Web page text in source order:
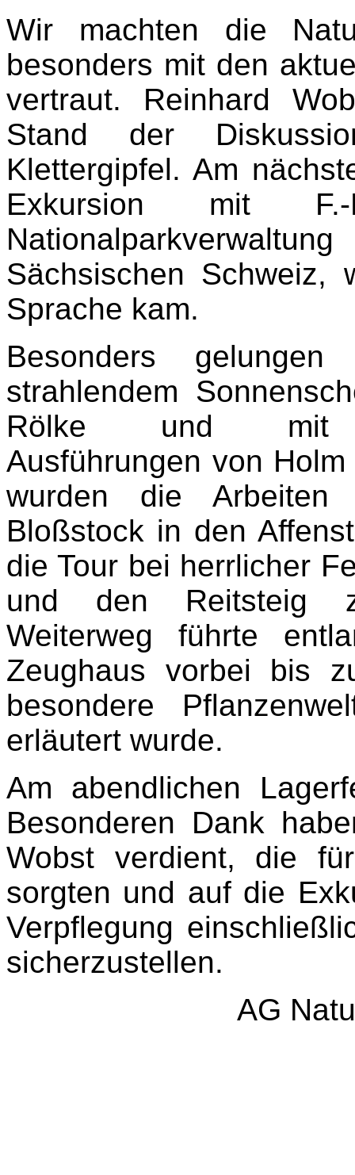
Wir machten die
besonders mit den
vertraut. Reinhard
Stand der
Klettergipfel. Am
Exkursion mit
Sächsischen Schweiz,
Sprache kam.
Besonders
strahlendem
Rölke und mit
Ausführungen von
wurden die Arbeiten
Bloßstock in den
die Tour bei herrlicher
und den Reitsteig
Weiterweg führte
Zeughaus vorbei bis
besondere
erläutert wurde.
Am abendlichen
Besonderen Dank
Wobst verdient, die
sorgten und auf die
Verpflegung
sicherzustellen.
AG